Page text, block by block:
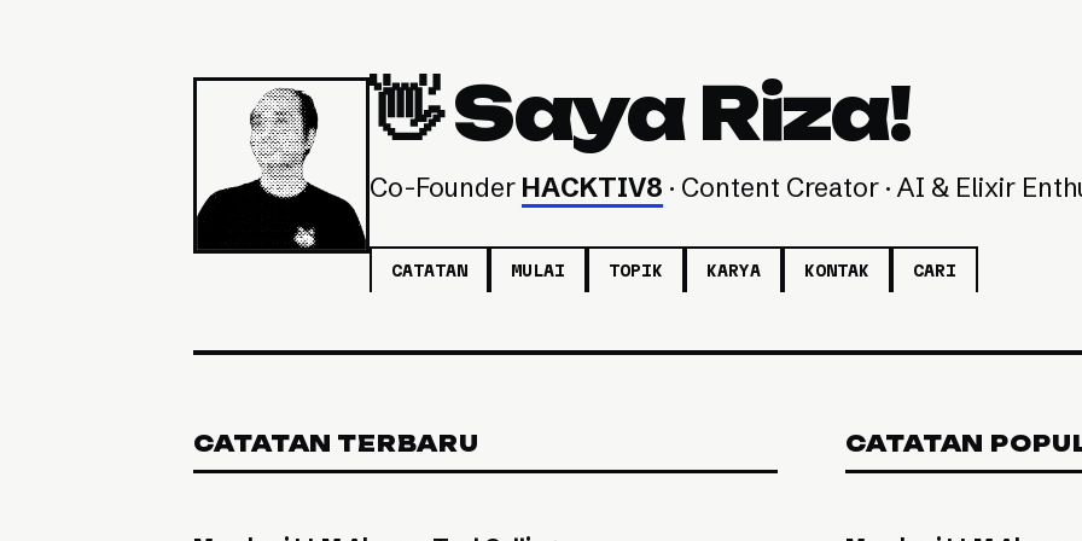
👋 Saya Riza!
Co-Founder HACKTIV8 · Content Creator · AI & Elixir
CATATAN MULAI TOPIK KARYA KONTAK CARI
CATATAN TERBARU CATATAN